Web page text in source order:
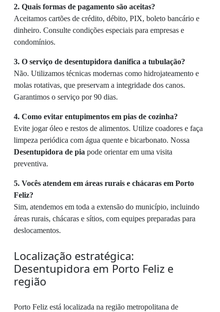
2. Quais formas de pagamento são aceitas?
Aceitamos cartões de crédito, débito, PIX, boleto bancário e
dinheiro. Consulte condições especiais para empresas e
condomínios.
3. O serviço de desentupidora danifica a tubulação?
Não. Utilizamos técnicas modernas como hidrojateamento e
molas rotativas, que preservam a integridade dos canos.
Garantimos o serviço por 90 dias.
4. Como evitar entupimentos em pias de cozinha?
Evite jogar óleo e restos de alimentos. Utilize coadores e faça
limpeza periódica com água quente e bicarbonato. Nossa
Desentupidora de pia pode orientar em uma visita
preventiva.
5. Vocês atendem em áreas rurais e chácaras em Porto
Feliz?
Sim, atendemos em toda a extensão do município, incluindo
áreas rurais, chácaras e sítios, com equipes preparadas para
deslocamentos.
Localização estratégica:
Desentupidora em Porto Feliz e
região
Porto Feliz está localizada na região metropolitana de